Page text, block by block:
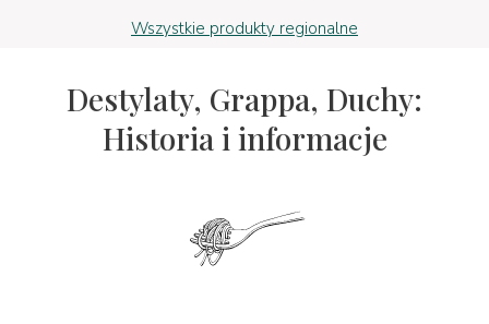
Wszystkie produkty regionalne
Destylaty, Grappa, Duchy:
Historia i informacje